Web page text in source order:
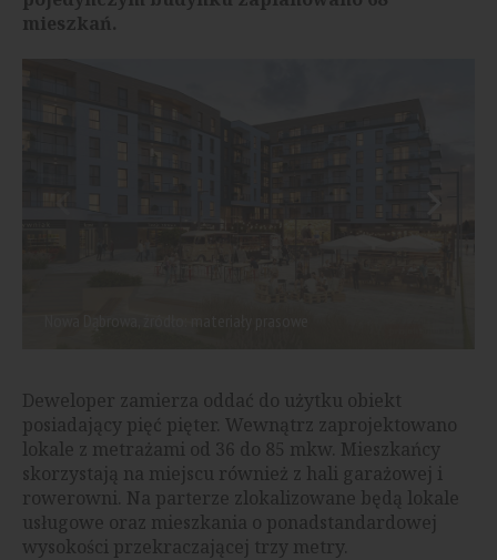
mieszkań.
Deweloper zamierza oddać do użytku obiekt
posiadający pięć pięter. Wewnątrz zaprojektowano
lokale z metrażami od 36 do 85 mkw. Mieszkańcy
skorzystają na miejscu również z hali garażowej i
rowerowni. Na parterze zlokalizowane będą lokale
usługowe oraz mieszkania o ponadstandardowej
wysokości przekraczającej trzy metry.